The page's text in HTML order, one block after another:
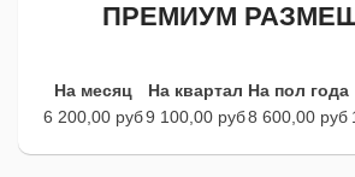
ПРЕМИУМ
На месяц На квартал На пол года
6 200,00 руб9 100,00 руб8 600,00 руб